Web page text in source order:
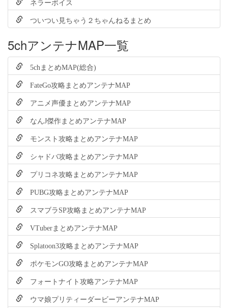
ついつい見ちゃう２ちゃんねるまとめ
5chアンテナMAP一覧
5chまとめMAP(総合)
FateGo攻略まとめアンテナMAP
アニメ声優まとめアンテナMAP
なんJ傑作まとめアンテナMAP
モンスト攻略まとめアンテナMAP
シャドバ攻略まとめアンテナMAP
プリコネ攻略まとめアンテナMAP
PUBG攻略まとめアンテナMAP
スマブラSP攻略まとめアンテナMAP
VTuberまとめアンテナMAP
Splatoon3攻略まとめアンテナMAP
ポケモンGO攻略まとめアンテナMAP
フォートナイト攻略アンテナMAP
ウマ娘プリティーダービーアンテナMAP